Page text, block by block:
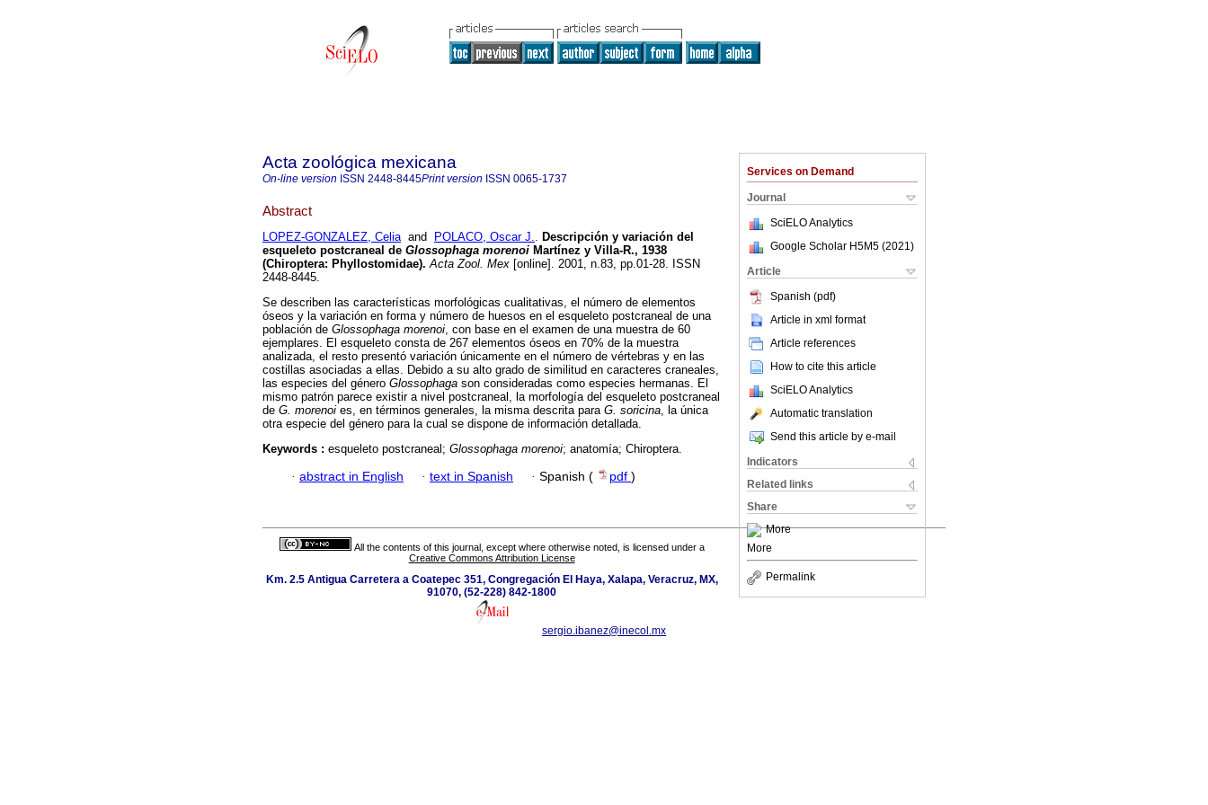
Services on Demand
Journal
SciELO Analytics
Google Scholar H5M5 (2021 )
Article
Spanish (pdf)
Article in xml format
Article references
How to cite this article
SciELO Analytics
Automatic translation
Send this article by e-mail
Indicators
Related links
Share
More
More
Permalink
Acta zoológica mexicana
On-line version ISSN 2448-8445Print version ISSN 0065-1737
Abstract
LOPEZ-GONZALEZ, Celiaand POLACO, Oscar J.. Descripción y variación del
esqueleto postcraneal de Glossophaga morenoi Martínez y Villa-R., 1938
(Chiroptera: Phyllostomidae). Acta Zool. Mex [online]. 2001, n.83, pp.01-28. ISSN
2448-8445.
Se describen las características morfológicas cualitativas, el número de elementos
óseos y la variación en forma y número de huesos en el esqueleto postcraneal de una
población de Glossophaga morenoi, con base en el examen de una muestra de 60
ejemplares. El esqueleto consta de 267 elementos óseos en 70% de la muestra
analizada, el resto presentó variación únicamente en el número de vértebras y en las
costillas asociadas a ellas. Debido a su alto grado de similitud en caracteres craneales,
las especies del género Glossophaga son consideradas como especies hermanas. El
mismo patrón parece existir a nivel postcraneal, la morfología del esqueleto postcraneal
de G. morenoi es, en términos generales, la misma descrita para G. soricina, la única
otra especie del género para la cual se dispone de información detallada.
Keywords : esqueleto postcraneal; Glossophaga morenoi; anatomía; Chiroptera.
· abstract in English · text in Spanish · Spanish ( pdf )
All the contents of this journal, except where otherwise noted, is licensed under a
Creative Commons Attribution License
Km. 2.5 Antigua Carretera a Coatepec 351, Congregación El Haya, Xalapa, Veracruz, MX,
91070, (52-228) 842-1800
sergio.ibanez@inecol.mx